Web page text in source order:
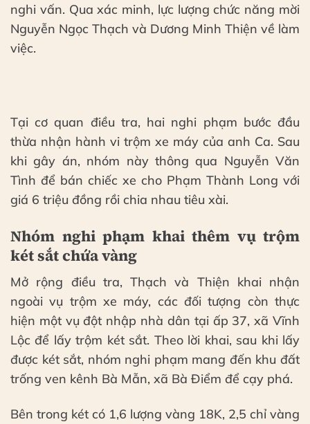
nghi vấn. Qua xác minh, lực lượng chức năng mời
Nguyễn Ngọc Thạch và Dương Minh Thiện về làm
việc.
Tại cơ quan điều tra, hai nghi phạm bước đầu
thừa nhận hành vi trộm xe máy của anh Ca. Sau
khi gây án, nhóm này thông qua Nguyễn Văn
Tình để bán chiếc xe cho Phạm Thành Long với
giá 6 triệu đồng rồi chia nhau tiêu xài.
Nhóm nghi phạm khai thêm vụ trộm
két sắt chứa vàng
Mở rộng điều tra, Thạch và Thiện khai nhận
ngoài vụ trộm xe máy, các đối tượng còn thực
hiện một vụ đột nhập nhà dân tại ấp 37, xã Vĩnh
Lộc để lấy trộm két sắt. Theo lời khai, sau khi lấy
được két sắt, nhóm nghi phạm mang đến khu đất
trống ven kênh Bà Mẫn, xã Bà Điểm để cạy phá.
Bên trong két có 1,6 lượng vàng 18K, 2,5 chỉ vàng